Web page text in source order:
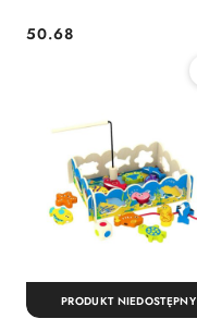
Cena:
50.68
PRODUKT NIEDOSTĘPNY